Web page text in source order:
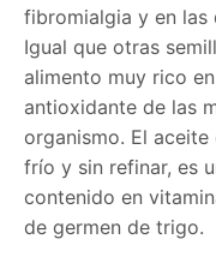
fibromialgia y en las
Igual que otras
alimento muy rico
antioxidante de las
organismo. El aceite
frío y sin refinar, es
contenido en
de germen de trigo.